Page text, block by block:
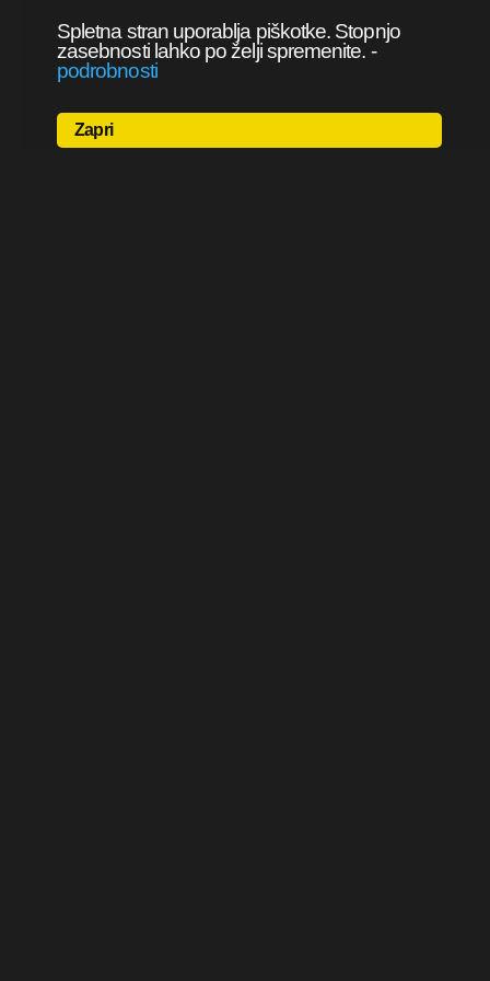
Spletna stran uporablja piškotke. Stopnjo
zasebnosti lahko po želji spremenite. -
podrobnosti
Zapri